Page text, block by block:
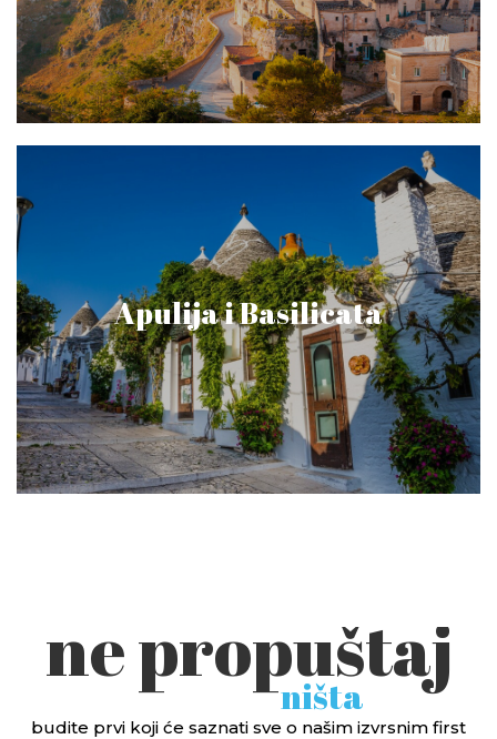
Apulija i Basilicata
ne propuštaj
ništa
budite prvi koji će saznati sve o našim izvrsnim first